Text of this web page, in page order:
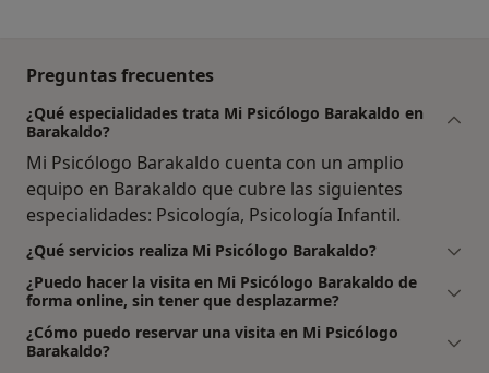
Preguntas frecuentes
¿Qué especialidades trata Mi Psicólogo Barakaldo en
Barakaldo?
Mi Psicólogo Barakaldo cuenta con un amplio
equipo en Barakaldo que cubre las siguientes
especialidades: Psicología, Psicología Infantil.
¿Qué servicios realiza Mi Psicólogo Barakaldo?
¿Puedo hacer la visita en Mi Psicólogo Barakaldo de
forma online, sin tener que desplazarme?
¿Cómo puedo reservar una visita en Mi Psicólogo
Barakaldo?